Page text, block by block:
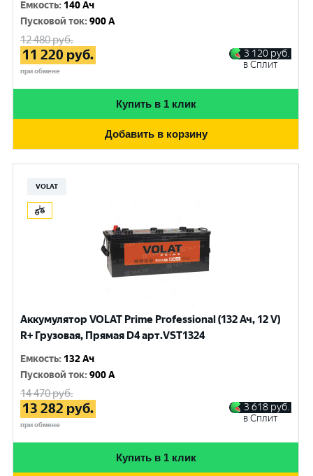
Емкость: 140 Ач
Пусковой ток:900 A
12 480руб.
11 220 руб.
при обмене
3 120 руб.
в Сплит
Купить в 1 клик
Добавить в корзину
VOLAT
Аккумулятор VOLAT Prime Professional (132 Ач, 12 V)
R+ Грузовая, Прямая D4 арт.VST1324
Емкость: 132 Ач
Пусковой ток:900 A
14 470руб.
13 282 руб.
при обмене
3 618 руб.
в Сплит
Купить в 1 клик